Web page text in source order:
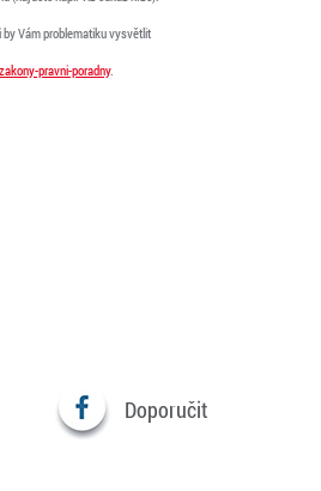
Vám problematiku vysvětlit
pravni-poradny.
Doporučit